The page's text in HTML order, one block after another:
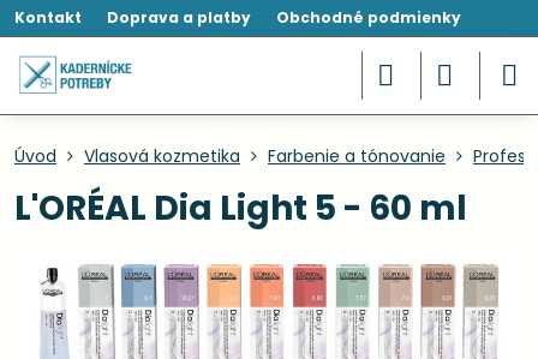
Kontakt Doprava a platby Obchodné podmienky
Úvod Vlasová kozmetika Farbenie a tónovanie
L'ORÉAL Dia Light 5 - 60 ml